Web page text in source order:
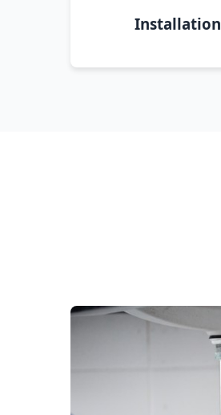
Installation